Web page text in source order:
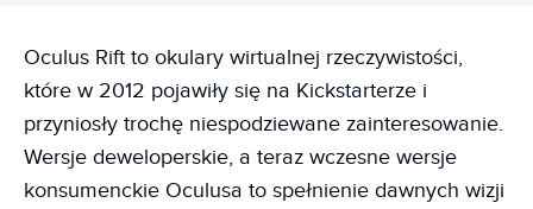
Oculus Rift to okulary wirtualnej rzeczywistości,
które w 2012 pojawiły się na Kickstarterze i
przyniosły trochę niespodziewane zainteresowanie.
Wersje deweloperskie, a teraz wczesne wersje
konsumenckie Oculusa to spełnienie dawnych wizji